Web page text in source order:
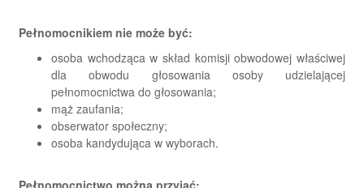
Pełnomocnikiem nie może być:
osoba wchodząca w skład komisji obwodowej właściwej
dla obwodu głosowania osoby udzielającej
pełnomocnictwa do głosowania;
mąż zaufania;
obserwator społeczny;
osoba kandydująca w wyborach.